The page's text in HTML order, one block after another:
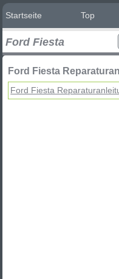
Startseite Top
Ford Fiesta
Ford Fiesta
Ford Fiesta